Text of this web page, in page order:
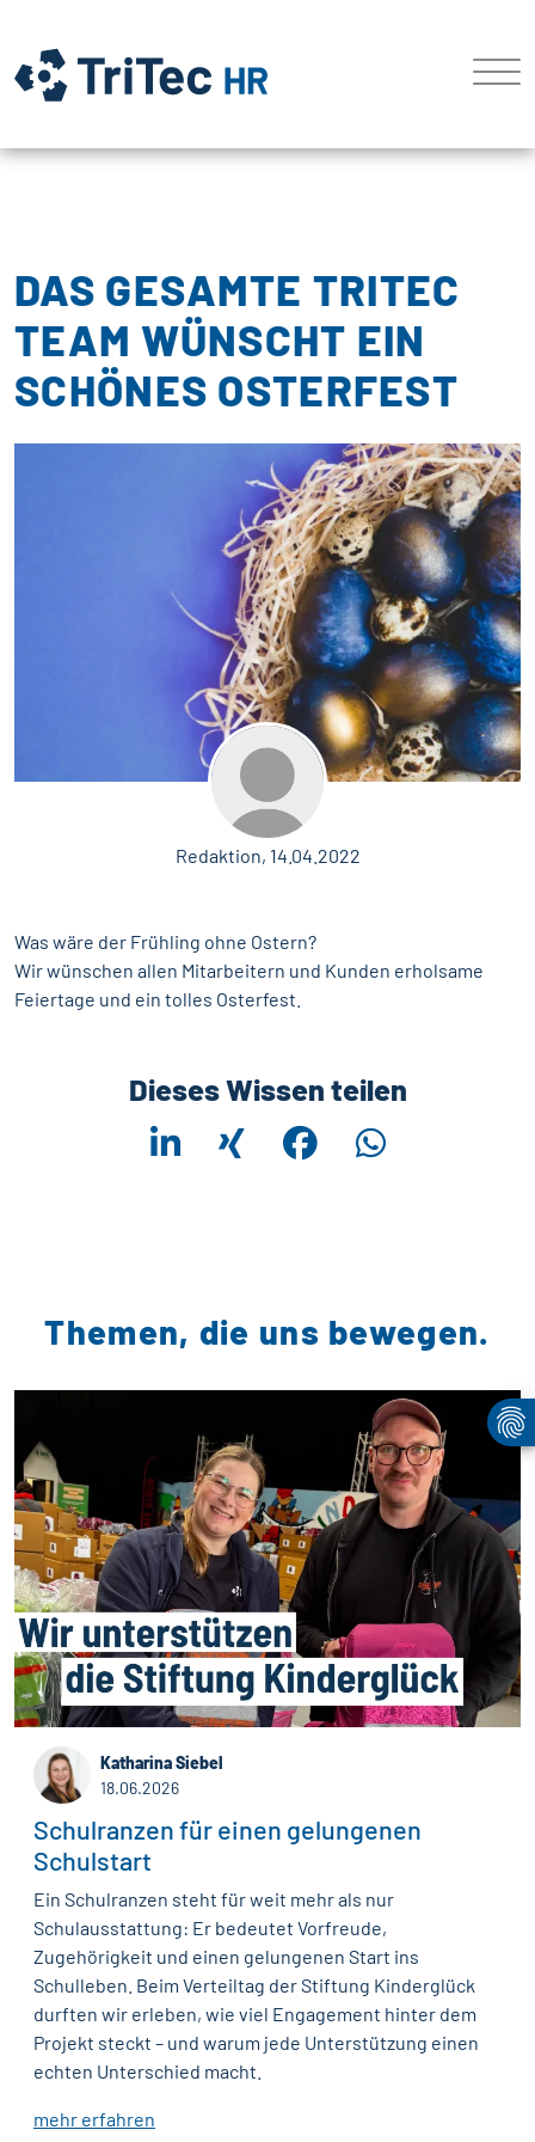
DAS GESAMTE TRITEC
TEAM WÜNSCHT EIN
SCHÖNES OSTERFEST
Redaktion, 14.04.2022
Was wäre der Frühling ohne Ostern?
Wir wünschen allen Mitarbeitern und Kunden erholsame
Feiertage und ein tolles Osterfest.
Dieses Wissen teilen
Themen, die uns bewegen.
Katharina Siebel
18.06.2026
Schulranzen für einen gelungenen
Schulstart
Ein Schulranzen steht für weit mehr als nur
Schulausstattung: Er bedeutet Vorfreude,
Zugehörigkeit und einen gelungenen Start ins
Schulleben. Beim Verteiltag der Stiftung Kinderglück
durften wir erleben, wie viel Engagement hinter dem
Projekt steckt – und warum jede Unterstützung einen
echten Unterschied macht.
mehr erfahren